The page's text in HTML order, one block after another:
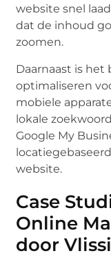
website snel
dat de inhoud
zoomen.
Daarnaast is
optimaliseren
mobiele
lokale
Google My
website.
Case
Online
door